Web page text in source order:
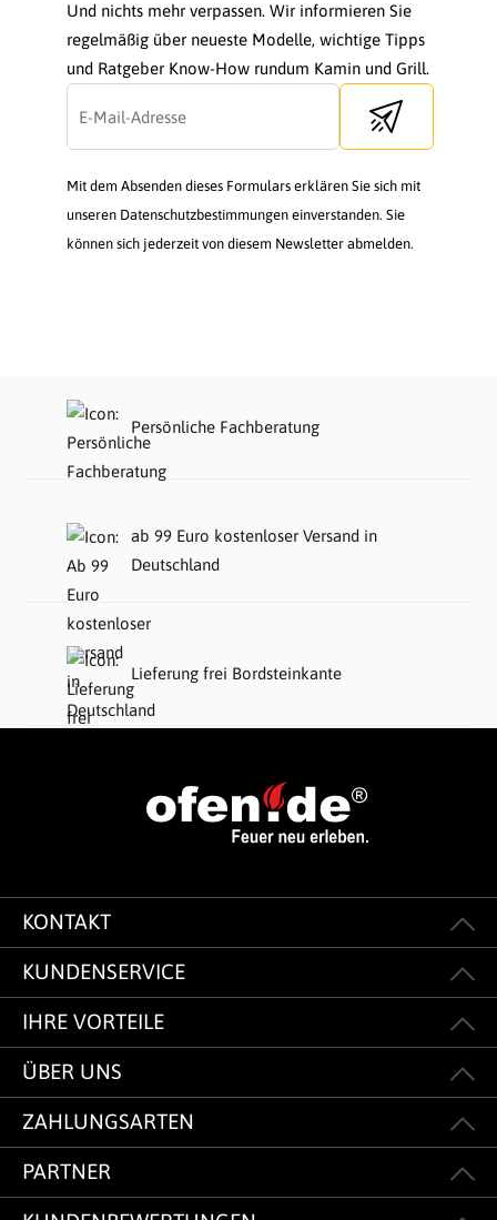
Und nichts mehr verpassen. Wir informieren Sie
regelmäßig über neueste Modelle, wichtige Tipps
und Ratgeber Know-How rundum Kamin und Grill.
Send newsletter
Mit dem Absenden dieses Formulars erklären Sie sich mit
unseren Datenschutzbestimmungen einverstanden. Sie
können sich jederzeit von diesem Newsletter abmelden.
Persönliche Fachberatung
ab 99 Euro kostenloser Versand in
Deutschland
Lieferung frei Bordsteinkante
KONTAKT
KUNDENSERVICE
IHRE VORTEILE
ÜBER UNS
ZAHLUNGSARTEN
PARTNER